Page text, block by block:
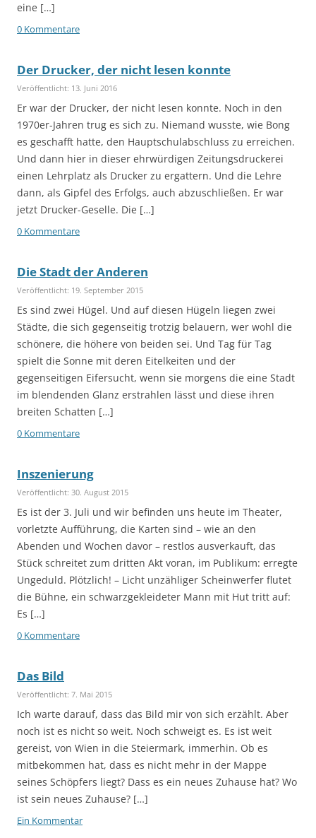
eine […]
0 Kommentare
Der Drucker, der nicht lesen konnte
Veröffentlicht: 13. Juni 2016
Er war der Drucker, der nicht lesen konnte. Noch in den
1970er-Jahren trug es sich zu. Niemand wusste, wie Bong
es geschafft hatte, den Hauptschulabschluss zu erreichen.
Und dann hier in dieser ehrwürdigen Zeitungsdruckerei
einen Lehrplatz als Drucker zu ergattern. Und die Lehre
dann, als Gipfel des Erfolgs, auch abzuschließen. Er war
jetzt Drucker-Geselle. Die […]
0 Kommentare
Die Stadt der Anderen
Veröffentlicht: 19. September 2015
Es sind zwei Hügel. Und auf diesen Hügeln liegen zwei
Städte, die sich gegenseitig trotzig belauern, wer wohl die
schönere, die höhere von beiden sei. Und Tag für Tag
spielt die Sonne mit deren Eitelkeiten und der
gegenseitigen Eifersucht, wenn sie morgens die eine Stadt
im blendenden Glanz erstrahlen lässt und diese ihren
breiten Schatten […]
0 Kommentare
Inszenierung
Veröffentlicht: 30. August 2015
Es ist der 3. Juli und wir befinden uns heute im Theater,
vorletzte Aufführung, die Karten sind – wie an den
Abenden und Wochen davor – restlos ausverkauft, das
Stück schreitet zum dritten Akt voran, im Publikum: erregte
Ungeduld. Plötzlich! – Licht unzähliger Scheinwerfer flutet
die Bühne, ein schwarzgekleideter Mann mit Hut tritt auf:
Es […]
0 Kommentare
Das Bild
Veröffentlicht: 7. Mai 2015
Ich warte darauf, dass das Bild mir von sich erzählt. Aber
noch ist es nicht so weit. Noch schweigt es. Es ist weit
gereist, von Wien in die Steiermark, immerhin. Ob es
mitbekommen hat, dass es nicht mehr in der Mappe
seines Schöpfers liegt? Dass es ein neues Zuhause hat? Wo
ist sein neues Zuhause? […]
Ein Kommentar